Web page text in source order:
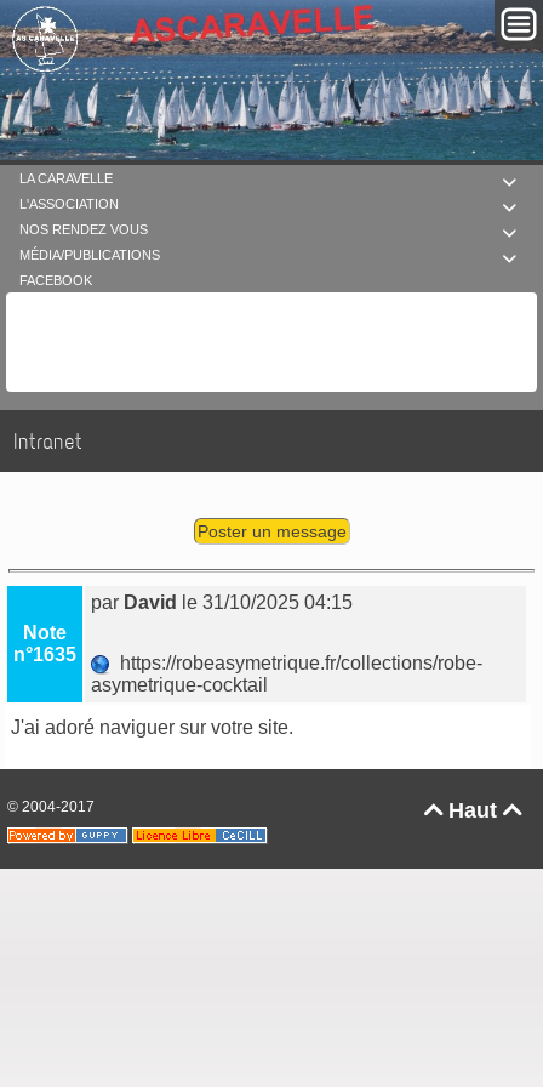

LA CARAVELLE

L'ASSOCIATION

NOS RENDEZ VOUS

MÉDIA/PUBLICATIONS
FACEBOOK
Intranet
Poster un message
Note
n°1635
par David le 31/10/2025 04:15
https://robeasymetrique.fr/collections/robe-
asymetrique-cocktail
J'ai adoré naviguer sur votre site.
Haut 
© 2004-2017